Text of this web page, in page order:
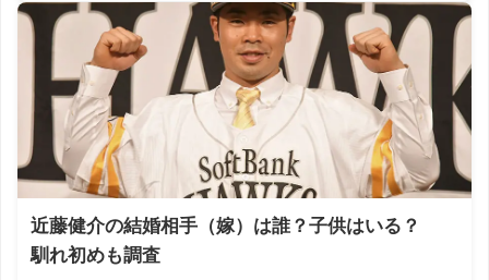
近藤健介の結婚相手（嫁）は誰？子供はいる？
馴れ初めも調査